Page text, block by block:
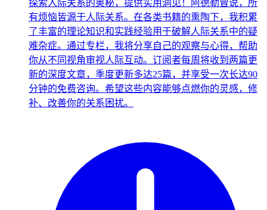
探索人际关系的奥秘，提供实用洞见！阿德勒曾说，所
有烦恼皆源于人际关系。在各类书籍的熏陶下，我积累
了丰富的理论知识和实践经验用于破解人际关系中的疑
难杂症。通过专栏，我将分享自己的观察与心得，帮助
你从不同视角审视人际互动。订阅者每周将收到两篇更
新的深度文章，季度更新多达25篇，并享受一次长达90
分钟的免费咨询。希望这些内容能够点燃你的灵感，修
补、改善你的关系困扰。